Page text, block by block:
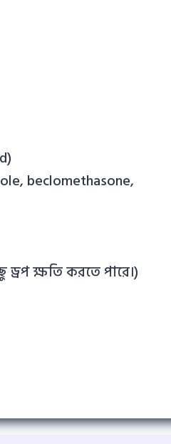
beclomethasone,
ক্ষতি করতে পারে।)